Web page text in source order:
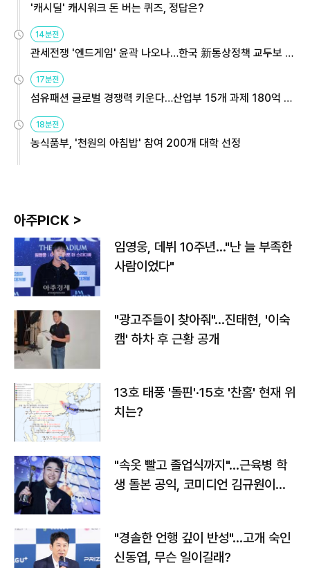
'캐시딜' 캐시워크 돈 버는 퀴즈, 정답은?
14분전
관세전쟁 '엔드게임' 윤곽 나오나…한국 新통상정책 교두보 활
17분전
섬유패션 글로벌 경쟁력 키운다…산업부 15개 과제 180억 지
18분전
농식품부, '천원의 아침밥' 참여 200개 대학 선정
아주PICK >
임영웅, 데뷔 10주년…"난 늘 부족한
사람이었다"
"광고주들이 찾아줘"…진태현, '이숙
캠' 하차 후 근황 공개
13호 태풍 '돌핀'·15호 '찬홈' 현재 위
치는?
"속옷 빨고 졸업식까지"…근육병 학
생 돌본 공익, 코미디언 김규원이었
"경솔한 언행 깊이 반성"…고개 숙인
신동엽, 무슨 일이길래?